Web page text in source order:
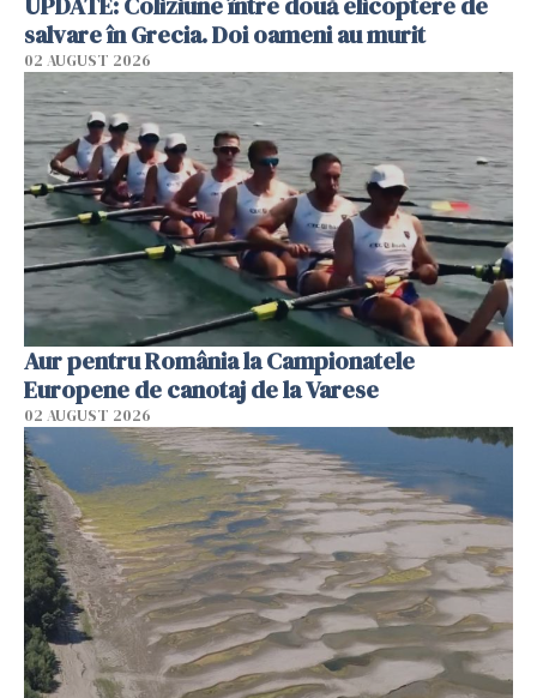
salvare în Grecia. Doi oameni au murit
02 AUGUST 2026
Aur pentru România la Campionatele
Europene de canotaj de la Varese
02 AUGUST 2026